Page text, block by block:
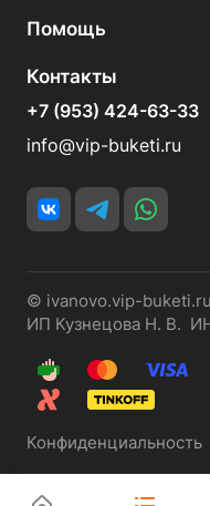
Помощь
Контакты
+7 (953) 424-63-33
info@vip-buketi.ru
© ivanovo.vip-
ИП Кузнецова Н. В.
Конфиденциальность